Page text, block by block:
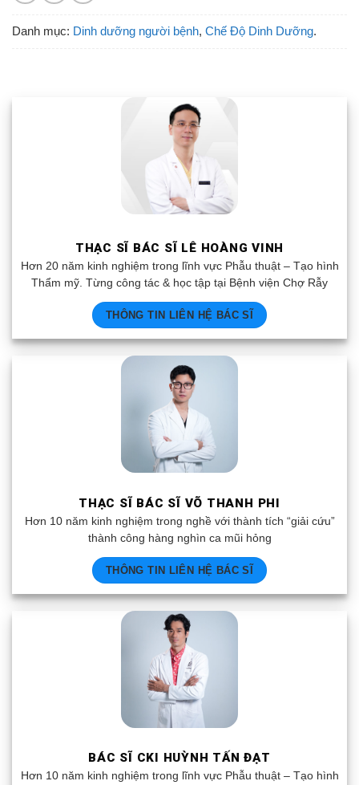
Danh mục: Dinh dưỡng người bệnh, Chế Độ Dinh Dưỡng.
THẠC SĨ BÁC SĨ LÊ HOÀNG VINH
Hơn 20 năm kinh nghiệm trong lĩnh vực Phẫu thuật – Tạo hình
Thẩm mỹ. Từng công tác & học tập tại Bệnh viện Chợ Rẫy
THÔNG TIN LIÊN HỆ BÁC SĨ
THẠC SĨ BÁC SĨ VÕ THANH PHI
Hơn 10 năm kinh nghiệm trong nghề với thành tích “giải cứu”
thành công hàng nghìn ca mũi hỏng
THÔNG TIN LIÊN HỆ BÁC SĨ
BÁC SĨ CKI HUỲNH TẤN ĐẠT
Hơn 10 năm kinh nghiệm trong lĩnh vực Phẫu thuật – Tạo hình